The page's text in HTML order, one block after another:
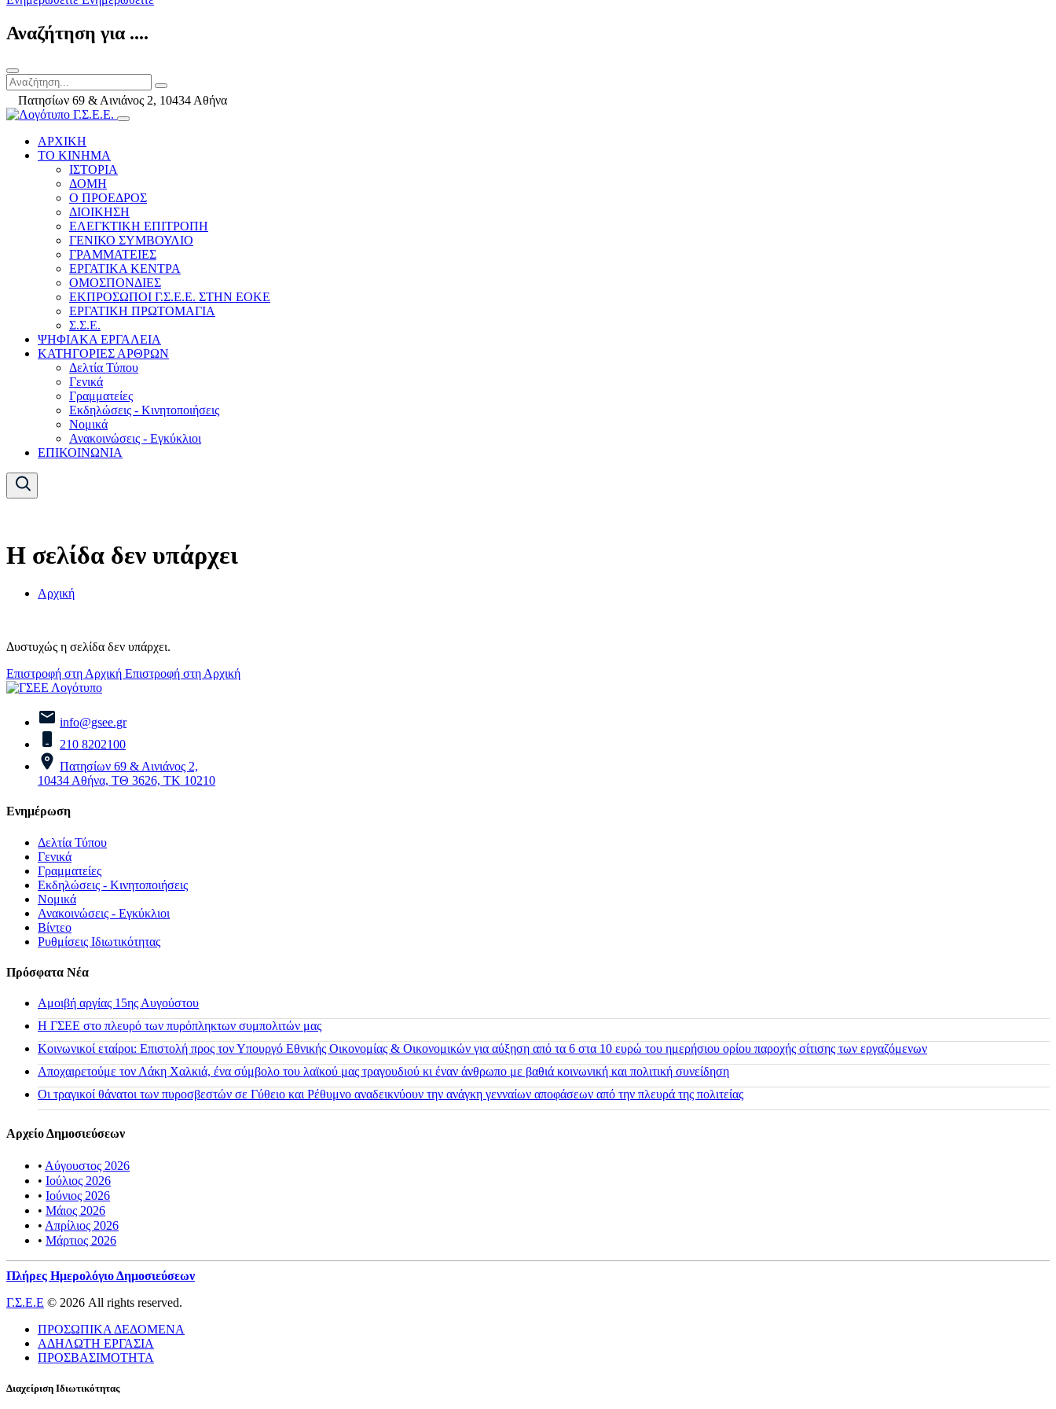
Αναζήτηση για ....
Πατησίων 69 & Αινιάνος 2, 10434 Αθήνα
ΑΡΧΙΚΗ
ΤΟ ΚΙΝΗΜΑ
ΙΣΤΟΡΙΑ
ΔΟΜΗ
Ο ΠΡΟΕΔΡΟΣ
ΔΙΟΙΚΗΣΗ
ΕΛΕΓΚΤΙΚΗ ΕΠΙΤΡΟΠΗ
ΓΕΝΙΚΟ ΣΥΜΒΟΥΛΙΟ
ΓΡΑΜΜΑΤΕΙΕΣ
ΕΡΓΑΤΙΚΑ ΚΕΝΤΡΑ
ΟΜΟΣΠΟΝΔΙΕΣ
ΕΚΠΡΟΣΩΠΟΙ Γ.Σ.Ε.Ε. ΣΤΗΝ ΕΟΚΕ
ΕΡΓΑΤΙΚΗ ΠΡΩΤΟΜΑΓΙΑ
Σ.Σ.Ε.
ΨΗΦΙΑΚΑ ΕΡΓΑΛΕΙΑ
ΚΑΤΗΓΟΡΙΕΣ ΑΡΘΡΩΝ
Δελτία Τύπου
Γενικά
Γραμματείες
Εκδηλώσεις - Κινητοποιήσεις
Νομικά
Ανακοινώσεις - Εγκύκλιοι
ΕΠΙΚΟΙΝΩΝΙΑ
Η σελίδα δεν υπάρχει
Αρχική
Δυστυχώς η σελίδα δεν υπάρχει.
Επιστροφή στη Αρχική Επιστροφή στη Αρχική
info@gsee.gr
210 8202100
Πατησίων 69 & Αινιάνος 2,
10434 Αθήνα, ΤΘ 3626, ΤΚ 10210
Ενημέρωση
Δελτία Τύπου
Γενικά
Γραμματείες
Εκδηλώσεις - Κινητοποιήσεις
Νομικά
Ανακοινώσεις - Εγκύκλιοι
Βίντεο
Ρυθμίσεις Ιδιωτικότητας
Πρόσφατα Νέα
Αμοιβή αργίας 15ης Αυγούστου
H ΓΣΕΕ στο πλευρό των πυρόπληκτων συμπολιτών μας
Κοινωνικοί εταίροι: Επιστολή προς τον Υπουργό Εθνικής Οικονομίας & Οικονομικών για αύξηση από τα 6 στα 10 ευρώ του ημερήσιου ορίου παροχής σίτισης των εργαζόμενων
Αποχαιρετούμε τον Λάκη Χαλκιά, ένα σύμβολο του λαϊκού μας τραγουδιού κι έναν άνθρωπο με βαθιά κοινωνική και πολιτική συνείδηση
Οι τραγικοί θάνατοι των πυροσβεστών σε Γύθειο και Ρέθυμνο αναδεικνύουν την ανάγκη γενναίων αποφάσεων από την πλευρά της πολιτείας
Αρχείο Δημοσιεύσεων
• Αύγουστος 2026
• Ιούλιος 2026
• Ιούνιος 2026
• Μάιος 2026
• Απρίλιος 2026
• Μάρτιος 2026
Πλήρες Ημερολόγιο Δημοσιεύσεων
Γ.Σ.Ε.Ε © 2026 All rights reserved.
ΠΡΟΣΩΠΙΚΑ ΔΕΔΟΜΕΝΑ
ΑΔΗΛΩΤΗ ΕΡΓΑΣΙΑ
ΠΡΟΣΒΑΣΙΜΟΤΗΤΑ
Διαχείριση Ιδιωτικότητας